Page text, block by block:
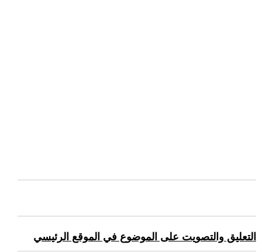
التعليق والتصويت على الموضوع في الموقع الرئيسي